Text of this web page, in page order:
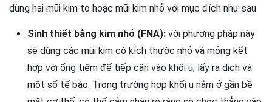
dùng hai mũi kim to hoặc mũi kim nhỏ với mục đích như sau
Sinh thiết bằng kim nhỏ (FNA): với phương pháp này
sẽ dùng các mũi kim có kích thước nhỏ và mỏng kết
hợp với ống tiêm để tiếp cận vào khối u, lấy ra dịch và
một số tế bào. Trong trường hợp khối u nằm ở gần bề